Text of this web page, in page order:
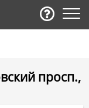
просп.,